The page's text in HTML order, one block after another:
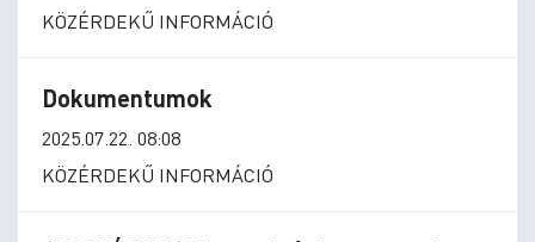
KÖZÉRDEKŰ INFORMÁCIÓ
Dokumentumok
2025.07.22. 08:08
KÖZÉRDEKŰ INFORMÁCIÓ